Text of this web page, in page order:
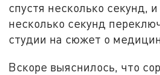
спустя несколько секунд,
несколько секунд
студии на сюжет о
Вскоре выяснилось, что